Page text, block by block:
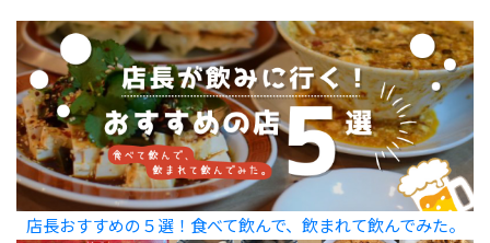
店長おすすめの５選！食べて飲んで、飲まれて飲んでみた。